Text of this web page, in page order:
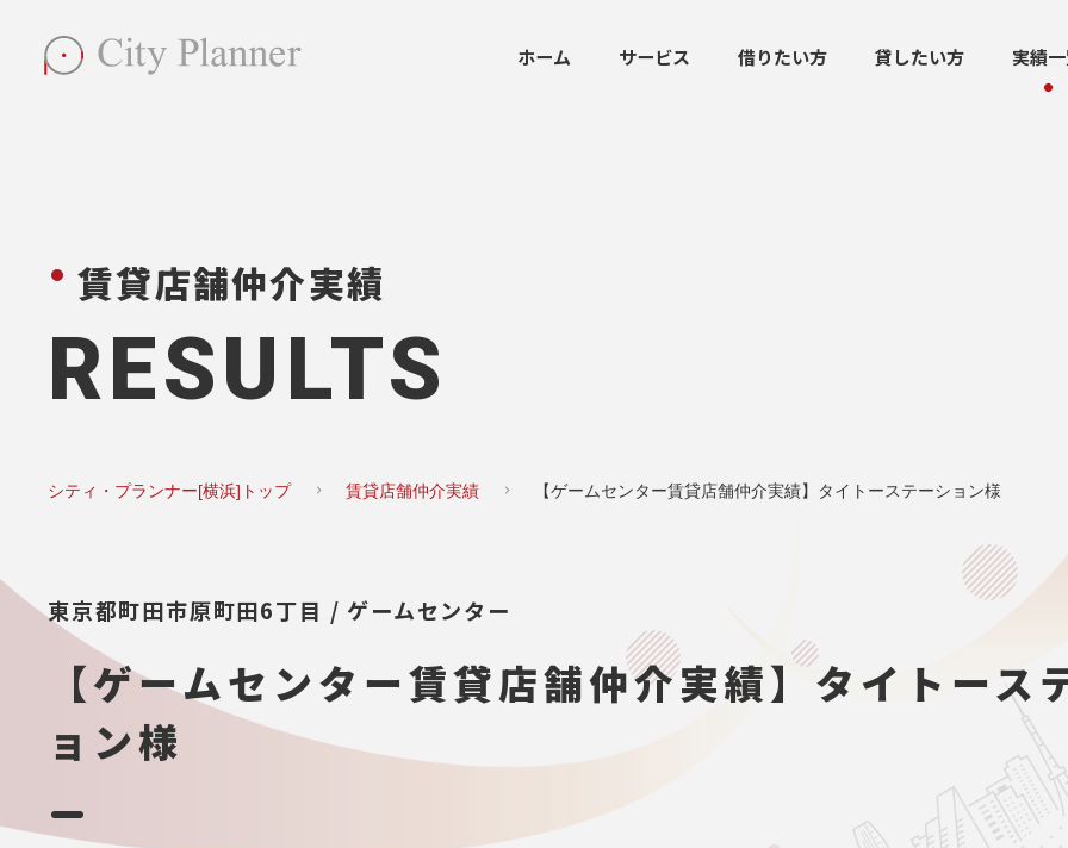
ホーム サービス 借りたい方 貸したい方 実績
賃貸店舗仲介実績
RESULTS
シティ・プランナー[横浜]トップ 賃貸店舗仲介実績 【ゲームセンター賃貸店舗仲介実績】タイトーステーション様
東京都町田市原町田6丁目 / ゲームセンター
【ゲームセンター賃貸店舗仲介実績】タイトース
ョン様